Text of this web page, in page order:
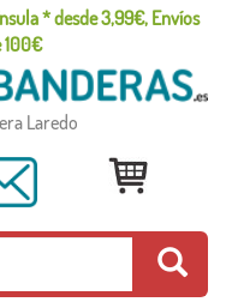
* desde 3,99€, Envíos
100€
Laredo